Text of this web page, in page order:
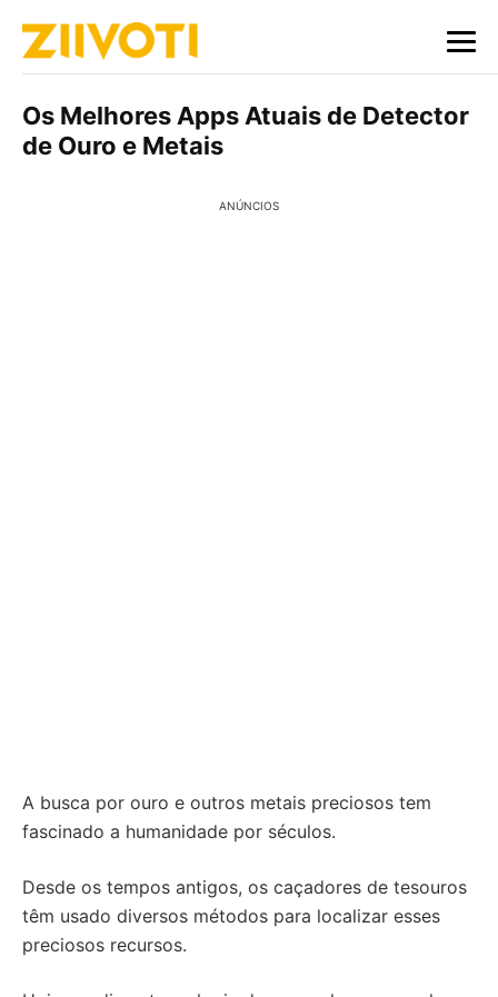
Os Melhores Apps Atuais de Detector
de Ouro e Metais
ANÚNCIOS
A busca por ouro e outros metais preciosos tem
fascinado a humanidade por séculos.
Desde os tempos antigos, os caçadores de tesouros
têm usado diversos métodos para localizar esses
preciosos recursos.